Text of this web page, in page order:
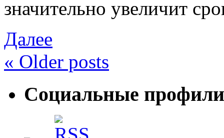
значительно увеличит
Далее
« Older posts
Социальные профили